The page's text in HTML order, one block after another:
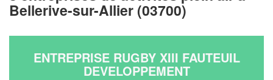
Bellerive-sur-Allier (03700)
ENTREPRISE RUGBY XIII FAUTEUIL
DEVELOPPEMENT